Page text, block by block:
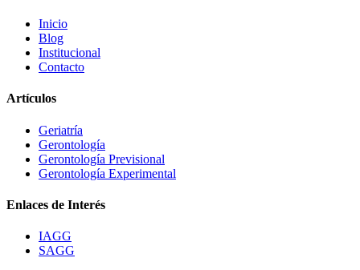
Inicio
Blog
Institucional
Contacto
Artículos
Geriatría
Gerontología
Gerontología Previsional
Gerontología Experimental
Enlaces de Interés
IAGG
SAGG